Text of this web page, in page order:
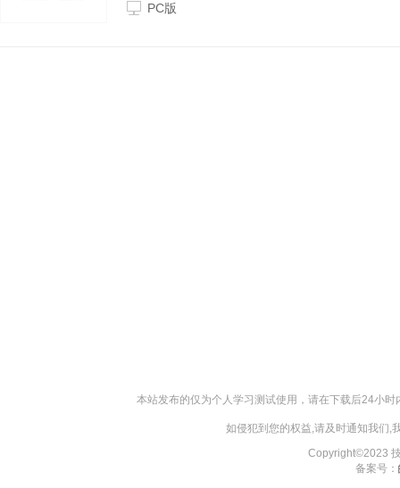
PC版
本站发布的仅为个人学习测试使用，请在下载后24小
如侵犯到您的权益,请及时通知我们,
Copyright©2023
备案号：